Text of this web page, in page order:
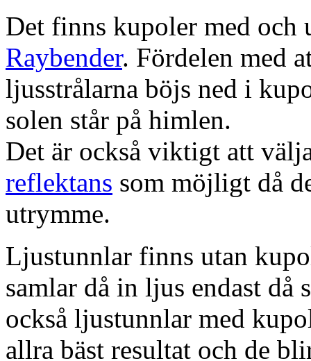
Det finns kupoler med och
Raybender. Fördelen med
ljusstrålarna böjs ned i
solen står på himlen.
Det är också viktigt att
reflektans som möjligt då
utrymme.
Ljustunnlar finns utan
samlar då in ljus endast då
också ljustunnlar med
allra bäst resultat och de